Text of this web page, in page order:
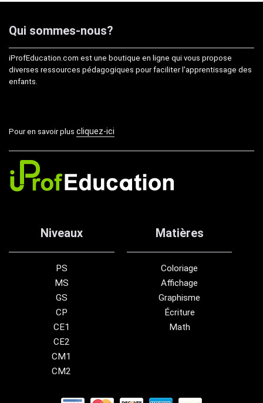
Qui sommes-nous?
iProfEducation.com est une boutique en ligne qui vous propose
diverses ressources pédagogiques pour faciliter l'apprentissage des
enfants.
Pour en savoir plus cliquez-ici
Niveaux
PS
MS
GS
CP
CE1
CE2
CM1
CM2
Matières
Coloriage
Affichage
Graphisme
Écriture
Math